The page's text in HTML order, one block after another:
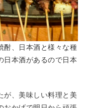
酎、日本酒と様々な種
日本酒があるので日本
が、美味しい料理と美